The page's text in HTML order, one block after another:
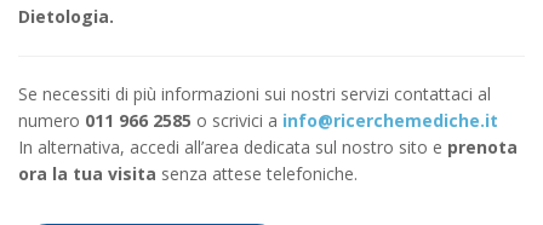
Dietologia.
Se necessiti di più informazioni sui nostri servizi contattaci al
numero 011 966 2585 o scrivici a info@ricerchemediche.it
In alternativa, accedi all’area dedicata sul nostro sito e prenota
ora la tua visita senza attese telefoniche.